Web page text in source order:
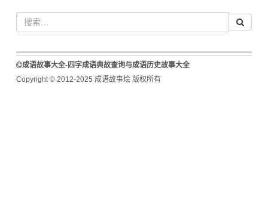
成语故事大全-四字成语典故查询与成语历史故事大全
Copyright © 2012-2025 成语故事烩 版权所有